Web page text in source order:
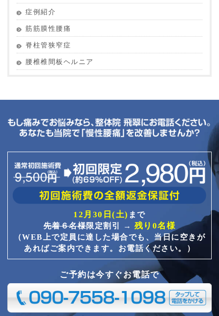
症例紹介
筋筋膜性腰痛
脊柱管狭窄症
腰椎椎間板ヘルニア
12月30日(土) まで
先着６名様限定割引 → 残り0名様
（WEB上で定員に達した場合でも、当日に空きが
あればご案内できます。お電話ください。）
ご予約は今すぐお電話で